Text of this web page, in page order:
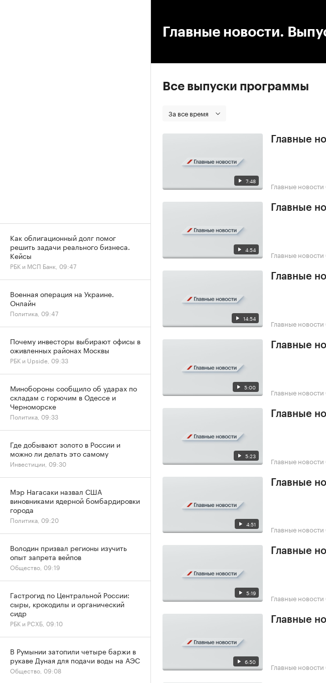
Главные новости.
Все выпуски программы
За все время
7:48
Главные
Главные новости
4:54
Главные
Главные новости
14:54
Главные
Главные новости
5:00
Главные
Главные новости
5:23
Главные
Главные новости
4:51
Главные
Главные новости
5:19
Главные
Главные новости
6:50
Главные
Главные новости
Как облигационный долг помог
решить задачи реального бизнеса.
Кейсы
РБК и МСП Банк, 09:47
Военная операция на Украине.
Онлайн
Политика, 09:47
Почему инвесторы выбирают офисы в
оживленных районах Москвы
РБК и Upside, 09:33
Минобороны сообщило об ударах по
складам с горючим в Одессе и
Черноморске
Политика, 09:33
Где добывают золото в России и
можно ли делать это самому
Инвестиции, 09:30
Мэр Нагасаки назвал США
виновниками ядерной бомбардировки
города
Политика, 09:20
Володин призвал регионы изучить
опыт запрета вейпов
Общество, 09:19
Гастрогид по Центральной России:
сыры, крокодилы и органический
сидр
РБК и РСХБ, 09:10
В Румынии затопили четыре баржи в
рукаве Дуная для подачи воды на АЭС
Общество, 09:08